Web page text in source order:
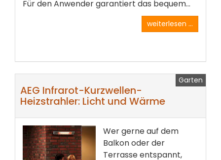
Für den Anwender garantiert das bequem...
weiterlesen ...
Garten
AEG Infrarot-Kurzwellen-
Heizstrahler: Licht und Wärme
Wer gerne auf dem
Balkon oder der
Terrasse entspannt,